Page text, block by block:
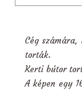
Cég
torták.
Kerti bútor
A képen egy